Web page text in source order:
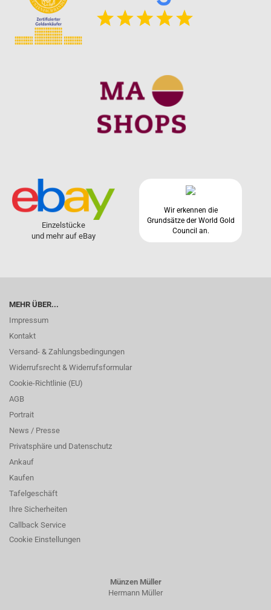
Einzelstücke
und mehr auf eBay
Wir erkennen die
Grundsätze der World Gold
Council an.
MEHR ÜBER...
Impressum
Kontakt
Versand- & Zahlungsbedingungen
Widerrufsrecht & Widerrufsformular
Cookie-Richtlinie (EU)
AGB
Portrait
News / Presse
Privatsphäre und Datenschutz
Ankauf
Kaufen
Tafelgeschäft
Ihre Sicherheiten
Callback Service
Cookie Einstellungen
Münzen Müller
Hermann Müller